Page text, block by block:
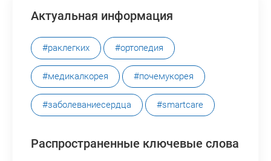
Актуальная информация
#раклегких #ортопедия
#медикалкорея #почемукорея
#заболеваниесердца #smartcare
Распространенные ключевые слова